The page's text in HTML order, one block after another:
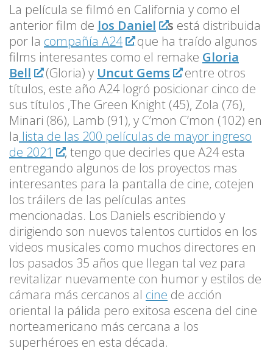
La película se filmó en California y como el
anterior film de los Daniel s está distribuida
por la compañía A24
que ha traído algunos
films interesantes como el remake Gloria
Bell
(Gloria) y Uncut Gems
entre otros
títulos, este año A24 logró posicionar cinco de
sus títulos ,The Green Knight (45), Zola (76),
Minari (86), Lamb (91), y C’mon C’mon (102) en
la lista de las 200 películas de mayor ingreso
de 2021
, tengo que decirles que A24 esta
entregando algunos de los proyectos mas
interesantes para la pantalla de cine, cotejen
los tráilers de las películas antes
mencionadas. Los Daniels escribiendo y
dirigiendo son nuevos talentos curtidos en los
videos musicales como muchos directores en
los pasados 35 años que llegan tal vez para
revitalizar nuevamente con humor y estilos de
cámara más cercanos al cine de acción
oriental la pálida pero exitosa escena del cine
norteamericano más cercana a los
superhéroes en esta década.